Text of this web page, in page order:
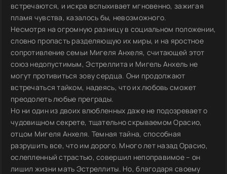
встречаются, и искра вспыхивает мгновенно, зажигая
пламя чувства, казалось бы, невозможного.
Несмотря на огромную разницу в социальном положении,
словно пропасть разделяющую их миры, и на яростное
сопротивление семьи Мигеля Анхеля, считающей этот
союз недопустимым, Эстреллита и Мигель Анхель не
могут противиться зову сердца. Они продолжают
встречаться тайком, надеясь, что их любовь сможет
преодолеть любые преграды.
Но ни один из двоих влюбленных даже не подозревает о
чудовищном секрете, тщательно скрываемом Орасио,
отцом Мигеля Анхеля. Темная тайна, способная
разрушить все, что им дорого. Много лет назад Орасио,
ослепленный страстью, совершил непоправимое – он
лишил жизни мать Эстреллиты. Но, благодаря своему